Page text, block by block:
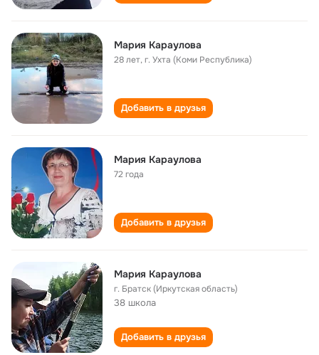
Мария Караулова
28 лет,г. Ухта (Коми Республика)
Добавить в друзья
Мария Караулова
72 года
Добавить в друзья
Мария Караулова
г. Братск (Иркутская область)
38 школа
Добавить в друзья